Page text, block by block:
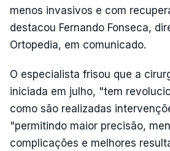
menos invasivos e com
destacou Fernando Fonseca,
Ortopedia, em comunicado.
O especialista frisou que a
iniciada em julho, "tem
como são realizadas
"permitindo maior precisão,
complicações e melhores